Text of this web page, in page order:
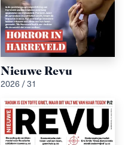
Nieuwe Revu
2026 / 31